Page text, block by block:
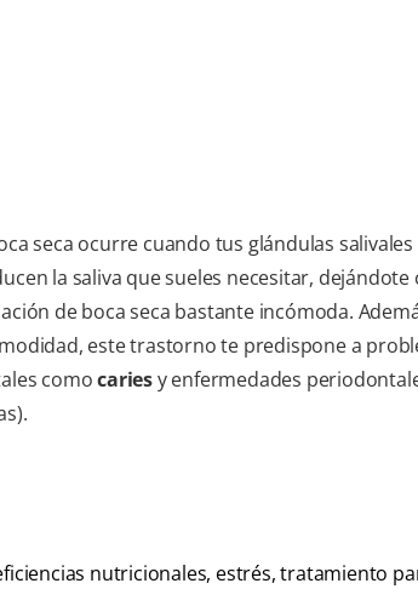
seca ocurre cuando tus glándulas
la saliva que sueles necesitar, dejándote
de boca seca bastante incómoda.
este trastorno te predispone a
comocariesy enfermedades
nutricionales, estrés, tratamiento